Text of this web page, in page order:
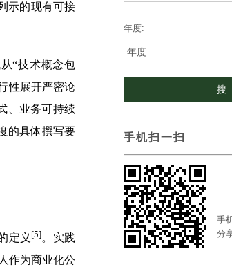
示的现有可接
“技术概念包
性展开严密论
、业务可持续
的具体撰写要
定义 [5]。实践
作为商业化公
年度:
手机扫一扫
手
分